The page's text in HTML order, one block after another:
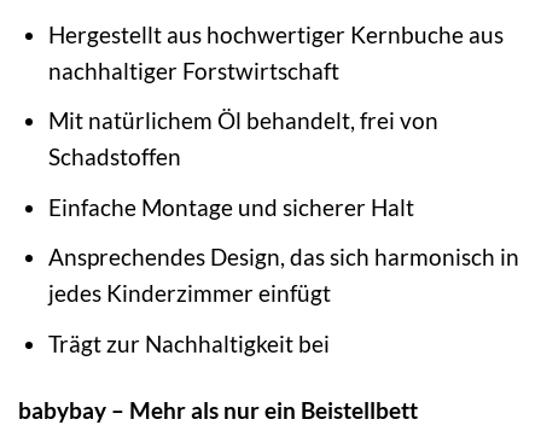
Hergestellt aus hochwertiger Kernbuche aus
nachhaltiger Forstwirtschaft
Mit natürlichem Öl behandelt, frei von
Schadstoffen
Einfache Montage und sicherer Halt
Ansprechendes Design, das sich harmonisch in
jedes Kinderzimmer einfügt
Trägt zur Nachhaltigkeit bei
babybay – Mehr als nur ein Beistellbett